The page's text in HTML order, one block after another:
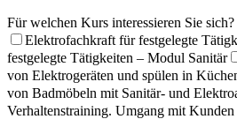
Für welchen Kurs interessieren Sie sich?
Elektrofachkraft für festgelegte
festgelegte Tätigkeiten – Modul Sanitär
von Elektrogeräten und spülen in
von Badmöbeln mit Sanitär- und
Verhaltenstraining. Umgang mit Kunden